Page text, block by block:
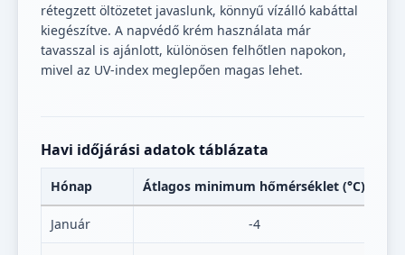
rétegzett öltözetet javaslunk, könnyű vízálló kabáttal
kiegészítve. A napvédő krém használata már
tavasszal is ajánlott, különösen felhőtlen napokon,
mivel az UV-index meglepően magas lehet.
Havi időjárási adatok táblázata
Hónap Átlagos minimum hőmérséklet (°C)
Január -4